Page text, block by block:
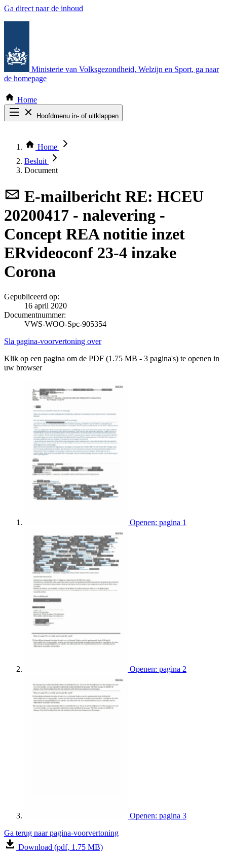
Ga direct naar de inhoud
Ministerie van Volksgezondheid, Welzijn en Sport, ga naar
de homepage
Home
Hoofdmenu in- of uitklappen
Thema COVID-19
Bekijk per bestuursorgaan
Home
Besluit
Document
E-mailbericht RE: HCEU
20200417 - nalevering -
Concept REA notitie inzet
ERvideoconf 23-4 inzake
Corona
Gepubliceerd op:
16 april 2020
Documentnummer:
VWS-WOO-Spc-905354
Sla pagina-voorvertoning over
Klik op een pagina om de PDF (1.75 MB - 3 pagina's) te openen in
uw browser
Openen: pagina 1
Openen: pagina 2
Openen: pagina 3
Ga terug naar pagina-voorvertoning
Download (pdf, 1.75 MB)